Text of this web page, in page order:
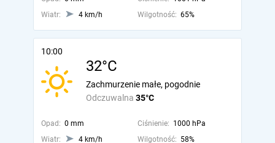
Wiatr:
4 km/h Wilgotność: 65%
10:00
32°C
Odczuwalna 35°C
Zachmurzenie małe, pogodnie
Opad: 0 mm Ciśnienie: 1000 hPa
Wiatr:
4 km/h Wilgotność: 58%